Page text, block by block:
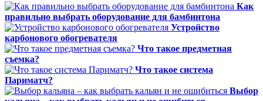
Как
правильно выбрать оборудование для бамбинтона
Устройство
карбонового обогревателя
Что такое предметная
съемка?
Что такое система
Париматч?
Выбор